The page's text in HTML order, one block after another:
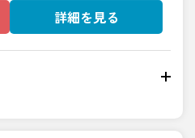
詳細を見る